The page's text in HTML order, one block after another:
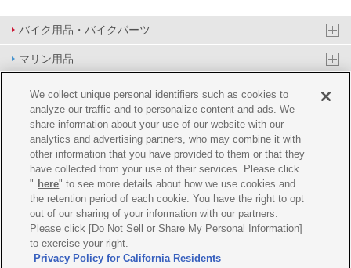
バイク用品・バイクパーツ
マリン用品
PAS/YPJ用品
その他用品
イベント&エンターテイメント
オンラインショップ
企業情報
推薦環境 プライバシーポリシー
We collect unique personal identifiers such as cookies to
analyze our traffic and to personalize content and ads. We
share information about your use of our website with our
analytics and advertising partners, who may combine it with
other information that you have provided to them or that they
have collected from your use of their services. Please click
" here" to see more details about how we use cookies and
the retention period of each cookie. You have the right to opt
out of our sharing of your information with our partners.
Please click [Do Not Sell or Share My Personal Information]
to exercise your right.
Privacy Policy for California Residents